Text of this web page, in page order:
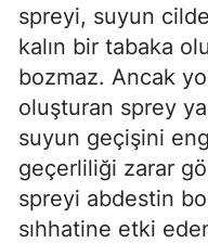
spreyi, suyun
kalın bir tabaka
bozmaz. Ancak
oluşturan sprey
suyun geçişini
geçerliliği zarar
spreyi abdestin
sıhhatine etki